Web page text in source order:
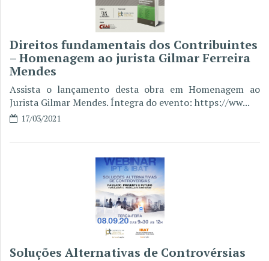
Direitos fundamentais dos Contribuintes
– Homenagem ao jurista Gilmar Ferreira
Mendes
Assista o lançamento desta obra em Homenagem ao
Jurista Gilmar Mendes. Íntegra do evento: https://ww...
17/03/2021
Soluções Alternativas de Controvérsias